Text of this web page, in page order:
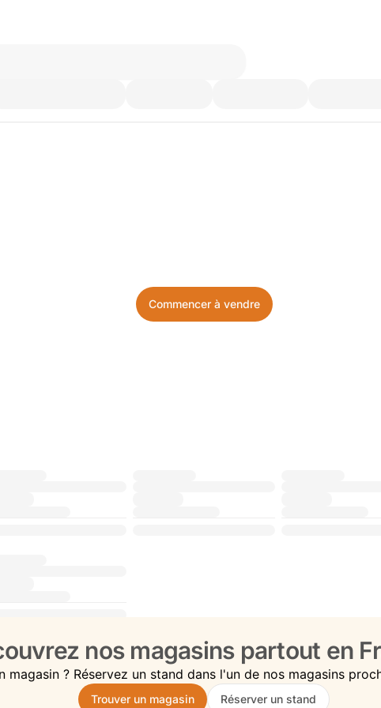
Commencer à vendre
nos magasins partout en
? Réservez un stand dans l'un de nos magasins
Trouver un magasin Réserver un stand